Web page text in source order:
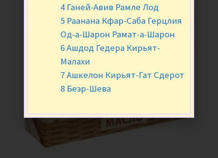
4 Ганей-Авив Рамле Лод
5 Раанана Кфар-Саба Герцлия
Од-а-Шарон Рамат-а-Шарон
6 Ашдод Гедера Кирьят-
Малахи
7 Ашкелон Кирьят-Гат Сдерот
8 Беэр-Шева